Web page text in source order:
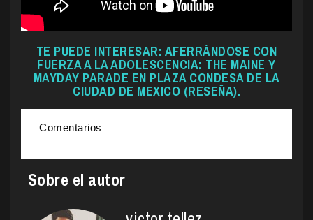
TE PUEDE INTERESAR: AFERRÁNDOSE CON
FUERZA A LA ADOLESCENCIA: THE MAINE Y
MAYDAY PARADE EN PLAZA CONDESA DE LA
CIUDAD DE MEXICO (RESEÑA).
Comentarios
Sobre el autor